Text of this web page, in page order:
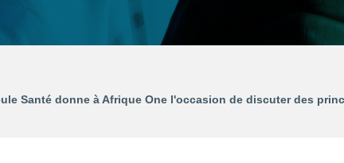
Santé donne à Afrique One l'occasion de discuter des